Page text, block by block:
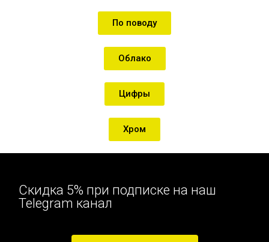
По поводу
Облако
Цифры
Хром
Скидка 5% при подписке на наш
Telegram канал